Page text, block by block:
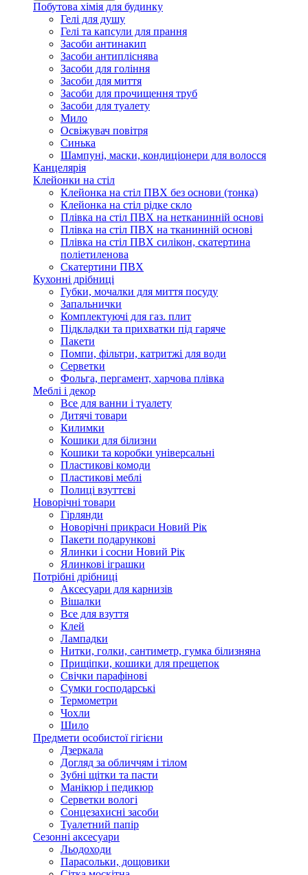
Побутова хімія для будинку
Гелі для душу
Гелі та капсули для прання
Засоби антинакип
Засоби антипліснява
Засоби для гоління
Засоби для миття
Засоби для прочищення труб
Засоби для туалету
Мило
Освіжувач повітря
Синька
Шампуні, маски, кондиціонери для волосся
Канцелярія
Клейонки на стіл
Клейонка на стіл ПВХ без основи (тонка)
Клейонка на стіл рідке скло
Плівка на стіл ПВХ на нетканинній основі
Плівка на стіл ПВХ на тканинній основі
Плівка на стіл ПВХ силікон, скатертина
поліетиленова
Скатертини ПВХ
Кухонні дрібниці
Губки, мочалки для миття посуду
Запальнички
Комплектуючі для газ. плит
Підкладки та прихватки під гаряче
Пакети
Помпи, фільтри, катритжі для води
Серветки
Фольга, пергамент, харчова плівка
Меблі і декор
Все для ванни і туалету
Дитячі товари
Килимки
Кошики для білизни
Кошики та коробки універсальні
Пластикові комоди
Пластикові меблі
Полиці взуттєві
Новорічні товари
Гірлянди
Новорічні прикраси Новий Рік
Пакети подарункові
Ялинки і сосни Новий Рік
Ялинкові іграшки
Потрібні дрібниці
Аксесуари для карнизів
Вішалки
Все для взуття
Клей
Лампадки
Нитки, голки, сантиметр, гумка білизняна
Прищіпки, кошики для прещепок
Свічки парафінові
Сумки господарські
Термометри
Чохли
Шило
Предмети особистої гігієни
Дзеркала
Догляд за обличчям і тілом
Зубні щітки та пасти
Манікюр і педикюр
Серветки вологі
Сонцезахисні засоби
Туалетний папір
Сезонні аксесуари
Льодоходи
Парасольки, дощовики